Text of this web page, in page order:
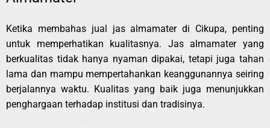
Ketika membahas jual jas almamater di Cikupa, penting
untuk memperhatikan kualitasnya. Jas almamater yang
berkualitas tidak hanya nyaman dipakai, tetapi juga tahan
lama dan mampu mempertahankan keanggunannya seiring
berjalannya waktu. Kualitas yang baik juga menunjukkan
penghargaan terhadap institusi dan tradisinya.